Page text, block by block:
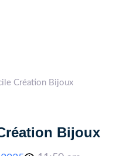
Création Bijoux
Bijoux